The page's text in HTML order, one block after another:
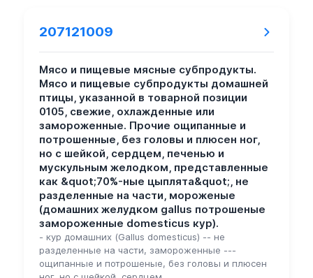
207121009
Мясо и пищевые мясные субпродукты.
Мясо и пищевые субпродукты домашней
птицы, указанной в товарной позиции
0105, свежие, охлажденные или
замороженные. Прочие ощипанные и
потрошенные, без головы и плюсен ног,
но с шейкой, сердцем, печенью и
мускульным желодком, представленные
как &quot;70%-ные цыплята&quot;, не
разделенные на части, мороженые
(домашних желудком gallus потрошеные
замороженные domesticus кур).
- кур домашних (Gallus domesticus) -- не
разделенные на части, замороженные ---
ощипанные и потрошеные, без головы и плюсен